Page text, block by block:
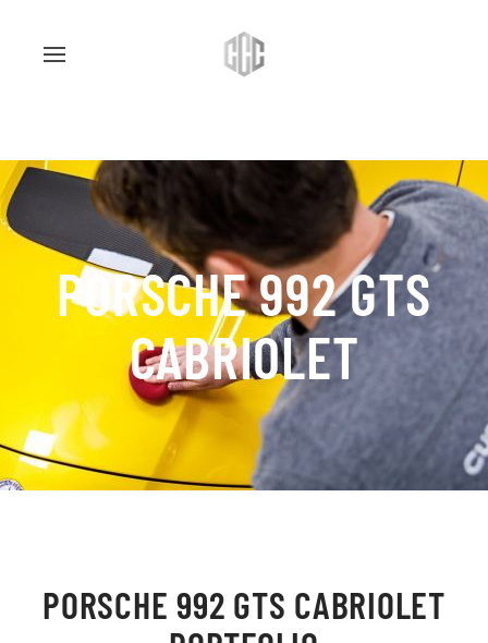
PORSCHE 992 GTS
CABRIOLET
PORSCHE 992 GTS CABRIOLET